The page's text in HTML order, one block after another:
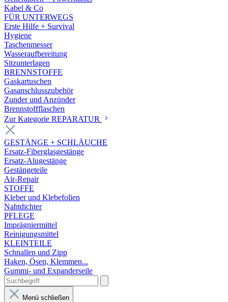
Kabel & Co
FÜR UNTERWEGS
Erste Hilfe + Survival
Hygiene
Taschenmesser
Wasseraufbereitung
Sitzunterlagen
BRENNSTOFFE
Gaskartuschen
Gasanschlusszubehör
Zunder und Anzünder
Brennstoffflaschen
Zur Kategorie REPARATUR
GESTÄNGE + SCHLÄUCHE
Ersatz-Fiberglasgestänge
Ersatz-Alugestänge
Gestängeteile
Air-Repair
STOFFE
Kleber und Klebefolien
Nahtdichter
PFLEGE
Imprägniermittel
Reinigungsmittel
KLEINTEILE
Schnallen und Zipp
Haken, Ösen, Klemmen...
Gummi- und Expanderseile
Menü schließen